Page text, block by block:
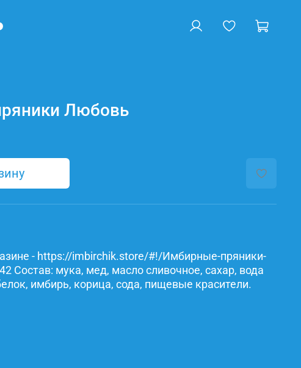
Любовь
- https://imbirchik.store/#!/Имбирные-пряники-
Состав: мука, мед, масло сливочное, сахар, вода
имбирь, корица, сода, пищевые красители.